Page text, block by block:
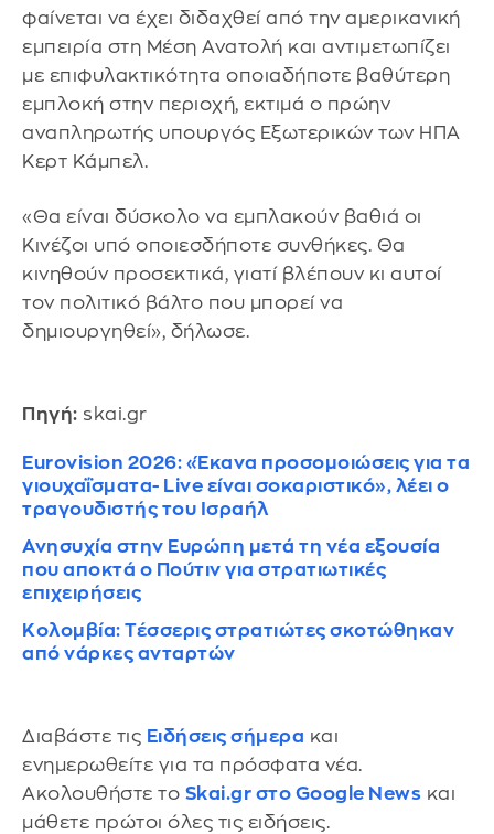
φαίνεται να έχει διδαχθεί από την αμερικανική
εμπειρία στη Μέση Ανατολή και αντιμετωπίζει
με επιφυλακτικότητα οποιαδήποτε βαθύτερη
εμπλοκή στην περιοχή, εκτιμά ο πρώην
αναπληρωτής υπουργός Εξωτερικών των ΗΠΑ
Κερτ Κάμπελ.
«Θα είναι δύσκολο να εμπλακούν βαθιά οι
Κινέζοι υπό οποιεσδήποτε συνθήκες. Θα
κινηθούν προσεκτικά, γιατί βλέπουν κι αυτοί
τον πολιτικό βάλτο που μπορεί να
δημιουργηθεί», δήλωσε.
Πηγή: skai.gr
Eurovision 2026: «Έκανα προσομοιώσεις για τα
γιουχαΐσματα- Live είναι σοκαριστικό», λέει ο
τραγουδιστής του Ισραήλ
Ανησυχία στην Ευρώπη μετά τη νέα εξουσία
που αποκτά ο Πούτιν για στρατιωτικές
επιχειρήσεις
Κολομβία: Τέσσερις στρατιώτες σκοτώθηκαν
από νάρκες ανταρτών
Διαβάστε τις Ειδήσεις σήμερα και
ενημερωθείτε για τα πρόσφατα νέα.
Ακολουθήστε το Skai.gr στο Google News και
μάθετε πρώτοι όλες τις ειδήσεις.